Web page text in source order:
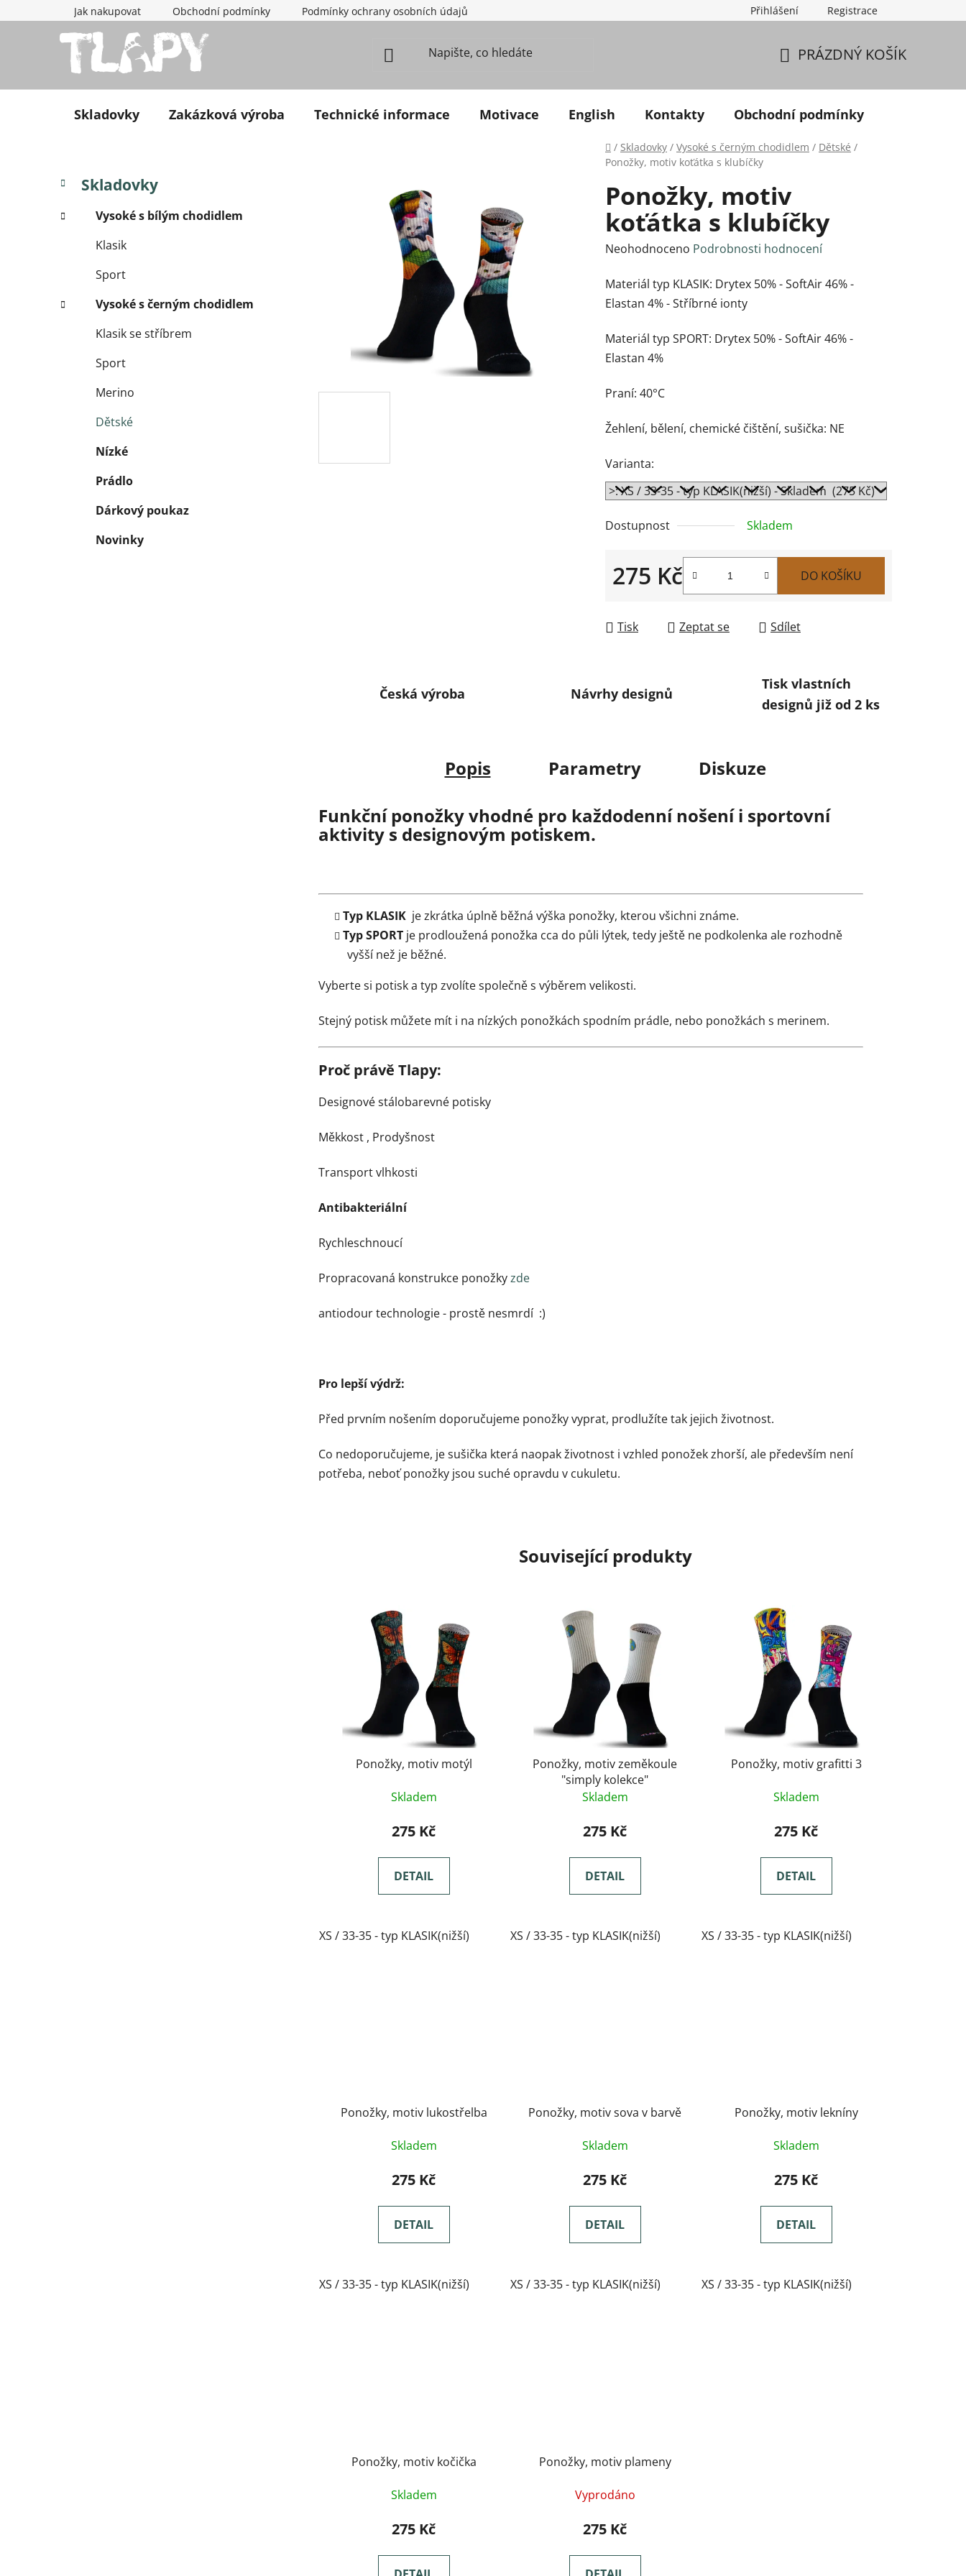
Přejít na obsahJak nakupovat Obchodní podmínky Podmínky ochrany osobních údajů Přihlášení Registrace
PRÁZDNÝ KOŠÍK
Skladovky Zakázková výroba Technické informace Motivace English Kontakty Obchodní podmínky
Domů
/ Skladovky / Vysoké s černým chodidlem / Dětské /
Ponožky, motiv koťátka s klubíčky
Postranní panel
Přeskočit kategorie
Kategorie
Skladovky
Vysoké s bílým chodidlem
Klasik
Sport
Vysoké s černým chodidlem
Klasik se stříbrem
Sport
Merino
Dětské
Nízké
Prádlo
Dárkový poukaz
Novinky
Ponožky, motiv
koťátka s klubíčky
Průměrné hodnocení produktu je 0,0 z 5 hvězdiček.
Neohodnoceno Podrobnosti hodnocení
Materiál typ KLASIK: Drytex 50% - SoftAir 46% -
Elastan 4% - Stříbrné ionty
Materiál typ SPORT: Drytex 50% - SoftAir 46% -
Elastan 4%
Praní: 40°C
Žehlení, bělení, chemické čištění, sušička: NE
Varianta:
Dostupnost Skladem
275 Kč DO KOŠÍKU
Tisk Zeptat se Sdílet
Česká výroba Návrhy designů
Tisk vlastních
designů již od 2 ks
Popis Parametry
Diskuze
Funkční ponožky vhodné pro každodenní nošení i sportovní
aktivity s designovým potiskem.
Typ KLASIK je zkrátka úplně běžná výška ponožky, kterou všichni známe.
Typ SPORT je prodloužená ponožka cca do půli lýtek, tedy ještě ne podkolenka ale rozhodně
vyšší než je běžné.
Vyberte si potisk a typ zvolíte společně s výběrem velikosti.
Stejný potisk můžete mít i na nízkých ponožkách spodním prádle, nebo ponožkách s merinem.
Proč právě Tlapy:
Designové stálobarevné potisky
Měkkost , Prodyšnost
Transport vlhkosti
Antibakteriální
Rychleschnoucí
Propracovaná konstrukce ponožkyzde
antiodour technologie - prostě nesmrdí :)
Pro lepší výdrž:
Před prvním nošením doporučujeme ponožky vyprat, prodlužíte tak jejich životnost.
Co nedoporučujeme, je sušička která naopak životnost i vzhled ponožek zhorší, ale především není
potřeba, neboť ponožky jsou suché opravdu v cukuletu.
Související produkty
Ponožky, motiv motýl
Skladem
275 Kč
DETAIL
XS / 33-35 - typ KLASIK(nižší)
Ponožky, motiv zeměkoule
"simply kolekce"
Skladem
275 Kč
DETAIL
XS / 33-35 - typ KLASIK(nižší)
Ponožky, motiv grafitti 3
Skladem
275 Kč
DETAIL
XS / 33-35 - typ KLASIK(nižší)
Ponožky, motiv lukostřelba
Skladem
275 Kč
DETAIL
XS / 33-35 - typ KLASIK(nižší)
Ponožky, motiv sova v barvě
Skladem
275 Kč
DETAIL
XS / 33-35 - typ KLASIK(nižší)
Ponožky, motiv lekníny
Skladem
275 Kč
DETAIL
XS / 33-35 - typ KLASIK(nižší)
Ponožky, motiv kočička
Skladem
275 Kč
Ponožky, motiv plameny
Vyprodáno
275 Kč